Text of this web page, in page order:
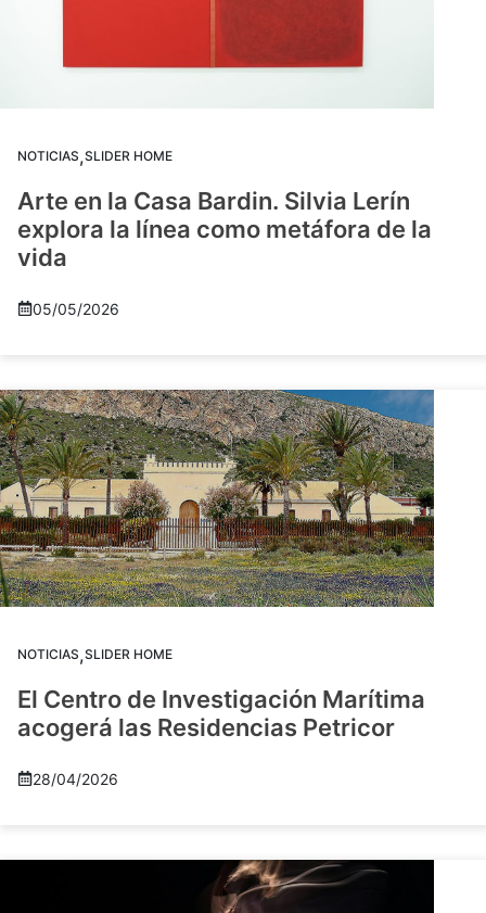
NOTICIAS,SLIDER HOME
Arte en la Casa Bardin. Silvia Lerín
explora la línea como metáfora de la
vida
05/05/2026
NOTICIAS,SLIDER HOME
El Centro de Investigación Marítima
acogerá las Residencias Petricor
28/04/2026